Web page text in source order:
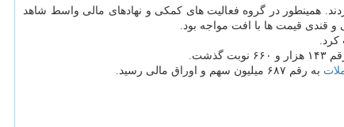
و در این گروه به جز یك سهم مابقی از یك درصد تا ۴.۵ درصد رشد قیمت را تجربه كردند. همینطور در گروه فعالیت های كمكی و نهادهای مالی واسط شاهد
كرد.
نوبت گذشت.
به رقم ۶۸۷ میلیون سهم و اوراق مالی رسید.